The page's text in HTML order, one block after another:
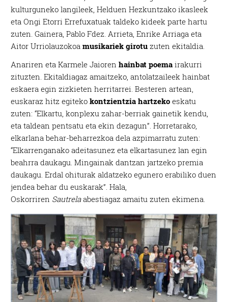
kulturguneko langileek, Helduen Hezkuntzako ikasleek
eta Ongi Etorri Errefuxatuak taldeko kideek parte hartu
zuten. Gainera, Pablo Fdez. Arrieta, Enrike Arriaga eta
Aitor Urriolauzokoamusikariek girotu zuten ekitaldia.
Anariren eta Karmele Jaiorenhainbat poema irakurri
zituzten. Ekitaldiagaz amaitzeko, antolatzaileek hainbat
eskaera egin zizkieten herritarrei. Besteren artean,
euskaraz hitz egitekokontzientzia hartzeko eskatu
zuten: “Elkartu, konplexu zahar-berriak gainetik kendu,
eta taldean pentsatu eta ekin dezagun”. Horretarako,
elkarlana behar-beharrezkoa dela azpimarratu zuten:
“Elkarrenganako adeitasunez eta elkartasunez lan egin
beahrra daukagu. Mingainak dantzan jartzeko premia
daukagu. Erdal ohiturak aldatzeko egunero erabiliko duen
jendea behar du euskarak”. Hala,
Oskorriren Sautrelaabestiagaz amaitu zuten ekimena.